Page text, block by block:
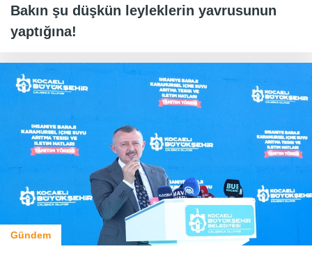
Bakın şu düşkün leyleklerin yavrusunun
yaptığına!
Gündem